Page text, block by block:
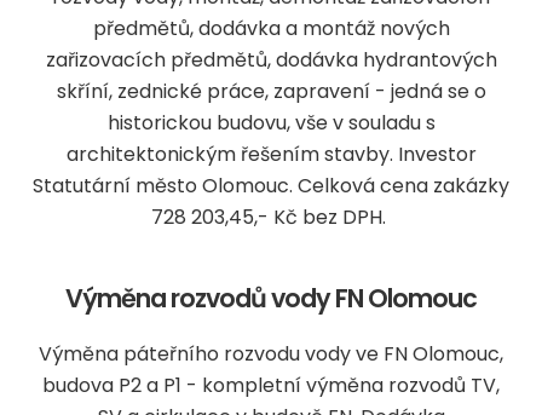
předmětů, dodávka a montáž nových
zařizovacích předmětů, dodávka hydrantových
skříní, zednické práce, zapravení - jedná se o
historickou budovu, vše v souladu s
architektonickým řešením stavby. Investor
Statutární město Olomouc. Celková cena zakázky
728 203,45,- Kč bez DPH.
Výměna rozvodů vody FN Olomouc
Výměna páteřního rozvodu vody ve FN Olomouc,
budova P2 a P1 - kompletní výměna rozvodů TV,